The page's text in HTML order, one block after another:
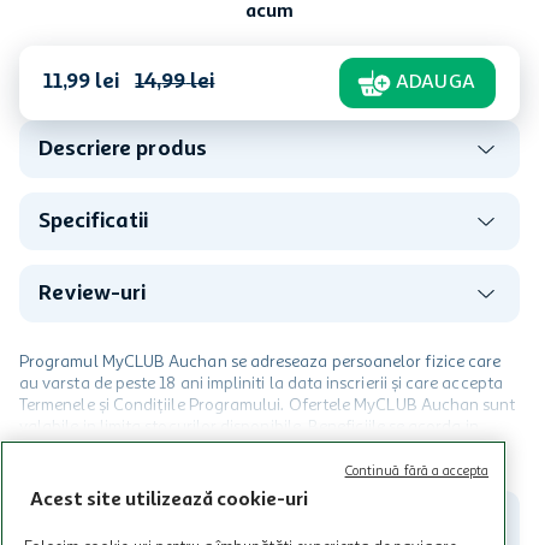
acum
11,99 lei 14,99 lei ADAUGA
Descriere produs
Specificatii
Review-uri
Programul MyCLUB Auchan se adreseaza persoanelor fizice care
au varsta de peste 18 ani impliniti la data inscrierii și care accepta
Termenele și Condițiile Programului. Ofertele MyCLUB Auchan sunt
limita a 12 unitati / card client o singura data in perioada promotiei.
Cardul poate fi utilizat doar in legatura cu magazinele Auchan
participante și pentru acțiuni promotionale indicate de Auchan si
Acest site utilizează cookie-uri
Continuă fără a accepta